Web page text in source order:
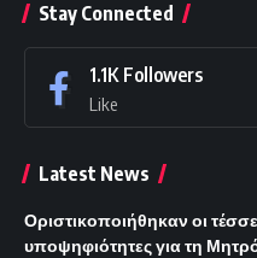
Stay Connected
1.1K Followers
Like
Latest News
Οριστικοποιήθηκαν οι
υποψηφιότητες για τη